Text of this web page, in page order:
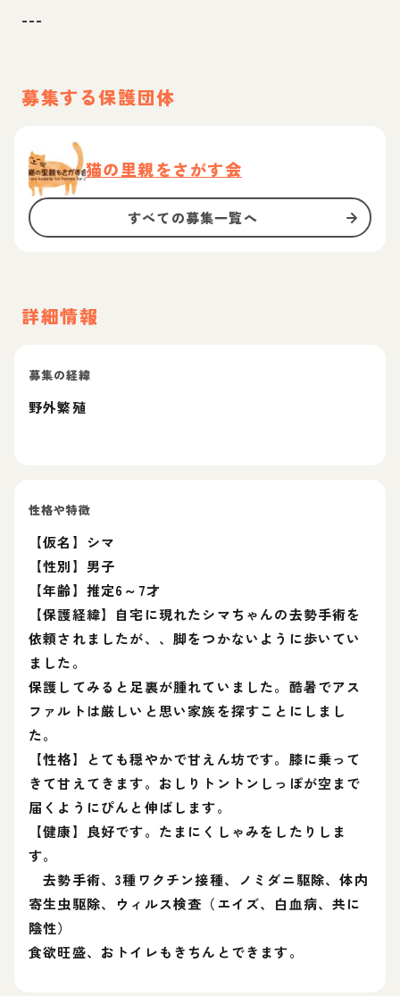
---
募集する保護団体
猫の里親をさがす会
すべての募集一覧へ
詳細情報
募集の経緯
野外繁殖
性格や特徴
【仮名】シマ
【性別】男子
【年齢】推定6～7才
【保護経緯】自宅に現れたシマちゃんの去勢手術を
依頼されましたが、、脚をつかないように歩いてい
ました。
保護してみると足裏が腫れていました。酷暑でアス
ファルトは厳しいと思い家族を探すことにしまし
た。
【性格】とても穏やかで甘えん坊です。膝に乗って
きて甘えてきます。おしりトントンしっぽが空まで
届くようにぴんと伸ばします。
【健康】良好です。たまにくしゃみをしたりしま
す。
去勢手術、3種ワクチン接種、ノミダニ駆除、体内
寄生虫駆除、ウィルス検査（エイズ、白血病、共に
陰性）
食欲旺盛、おトイレもきちんとできます。